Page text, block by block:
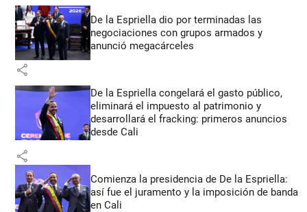
De la Espriella dio por terminadas las
negociaciones con grupos armados y
anunció megacárceles
share
De la Espriella congelará el gasto público,
eliminará el impuesto al patrimonio y
desarrollará el fracking: primeros anuncios
desde Cali
share
Comienza la presidencia de De la Espriella:
así fue el juramento y la imposición de banda
en Cali